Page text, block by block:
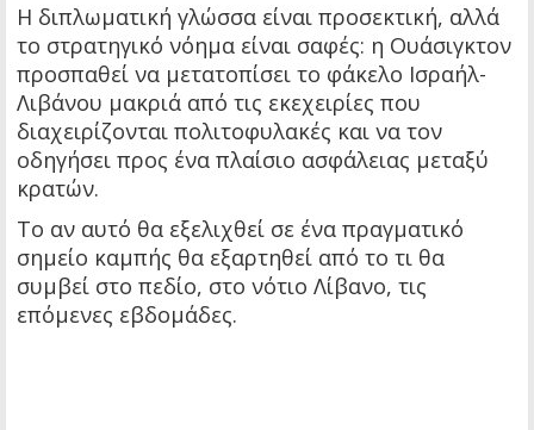
Η διπλωματική γλώσσα είναι προσεκτική, αλλά
το στρατηγικό νόημα είναι σαφές: η Ουάσιγκτον
προσπαθεί να μετατοπίσει το φάκελο Ισραήλ-
Λιβάνου μακριά από τις εκεχειρίες που
διαχειρίζονται πολιτοφυλακές και να τον
οδηγήσει προς ένα πλαίσιο ασφάλειας μεταξύ
κρατών.
Το αν αυτό θα εξελιχθεί σε ένα πραγματικό
σημείο καμπής θα εξαρτηθεί από το τι θα
συμβεί στο πεδίο, στο νότιο Λίβανο, τις
επόμενες εβδομάδες.